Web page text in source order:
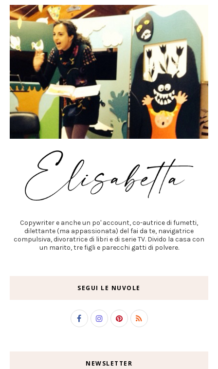
Copywriter e anche un po' account, co-autrice di fumetti,
dilettante (ma appassionata) del fai da te, navigatrice
compulsiva, divoratrice di libri e di serie TV. Divido la casa con
un marito, tre figli e parecchi gatti di polvere.
SEGUI LE NUVOLE
NEWSLETTER